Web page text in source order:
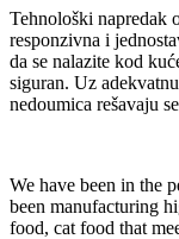
Tehnološki napredak
responzivna i
da se nalazite kod
siguran. Uz
nedoumica rešavaju
We have been in the
been manufacturing
food, cat food that